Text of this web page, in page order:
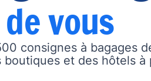
vous
consignes à bagages
boutiques et des hôtels à